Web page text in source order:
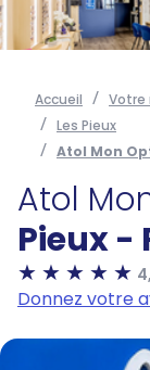
Accueil Votre
Les Pieux
Atol Mon
Atol
Pieux -
Donnez votre